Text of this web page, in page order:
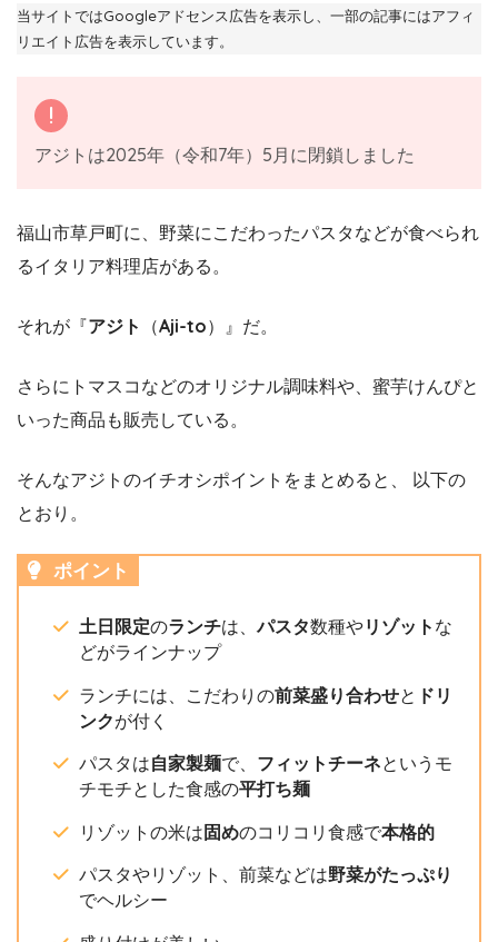
当サイトではGoogleアドセンス広告を表示し、一部の記事にはアフィ
リエイト広告を表示しています。
アジトは2025年（令和7年）5月に閉鎖しました
福山市草戸町に、野菜にこだわったパスタなどが食べられ
るイタリア料理店がある。
それが『アジト （Aji-to）』だ。
さらにトマスコなどのオリジナル調味料や、蜜芋けんぴと
いった商品も販売している。
そんなアジトのイチオシポイントをまとめると、 以下の
とおり。
ポイント
土日限定のランチは、 パスタ数種やリゾット な
どがラインナップ
ランチには、こだわりの前菜盛り合わせと ドリ
ンクが付く
パスタは自家製麺で、 フィットチーネというモ
チモチとした食感の平打ち麺
リゾットの米は固めのコリコリ食感で本格的
パスタやリゾット、前菜などは野菜がたっぷり
でヘルシー